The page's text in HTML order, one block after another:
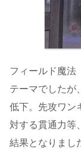
フィールド魔法
テーマでしたが
低下。先攻ワン
対する貫通力等
結果となりまし